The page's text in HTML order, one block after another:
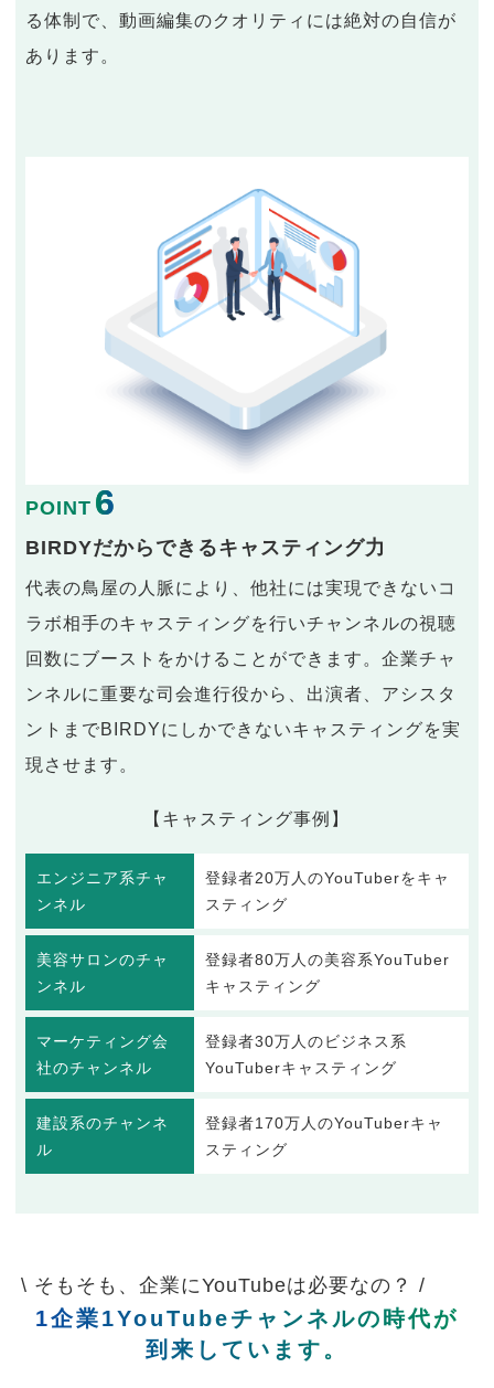
る体制で、動画編集のクオリティには絶対の自信が
あります。
POINT 6
BIRDYだからできるキャスティング力
代表の鳥屋の人脈により、他社には実現できないコ
ラボ相手のキャスティングを行いチャンネルの視聴
回数にブーストをかけることができます。企業チャ
ンネルに重要な司会進行役から、出演者、アシスタ
ントまでBIRDYにしかできないキャスティングを実
現させます。
【キャスティング事例】
エンジニア系チャ
ンネル
登録者20万人のYouTuberをキャ
スティング
美容サロンのチャ
ンネル
登録者80万人の美容系YouTuber
キャスティング
マーケティング会
社のチャンネル
登録者30万人のビジネス系
YouTuberキャスティング
建設系のチャンネ
ル
登録者170万人のYouTuberキャ
スティング
\ そもそも、企業にYouTubeは必要なの？ /
1企業1YouTubeチャンネルの時代が
到来しています。